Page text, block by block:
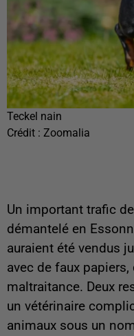
Teckel nain
Crédit : Zoomalia
Un important trafic
démantelé en
auraient été vendus
avec de faux
maltraitance. Deux
un vétérinaire
animaux sous un